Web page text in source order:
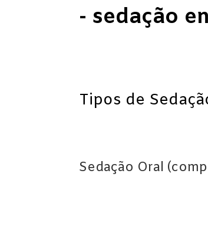
- sedação
Tipos de
Sedação Oral